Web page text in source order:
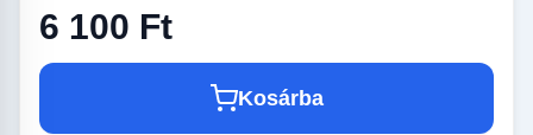
6 100 Ft
Kosárba